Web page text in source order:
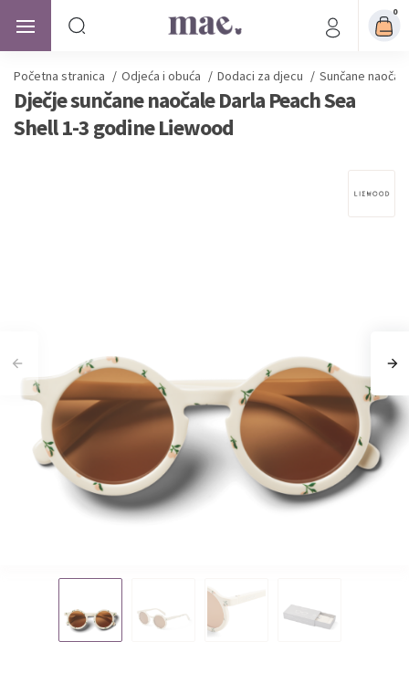
0
Početna stranica / Odjeća i obuća / Dodaci za djecu / Sunčane
Dječje sunčane naočale Darla Peach Sea
Shell 1-3 godine Liewood